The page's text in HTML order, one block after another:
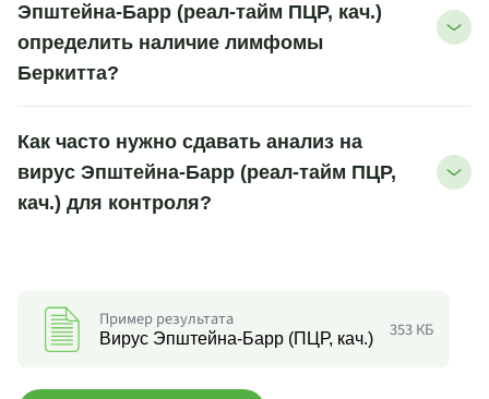
Эпштейна-Барр (реал-тайм ПЦР, кач.)
определить наличие лимфомы
Беркитта?
Как часто нужно сдавать анализ на
вирус Эпштейна-Барр (реал-тайм ПЦР,
кач.) для контроля?
Пример результата
Вирус Эпштейна-Барр (ПЦР, кач.) 353 КБ